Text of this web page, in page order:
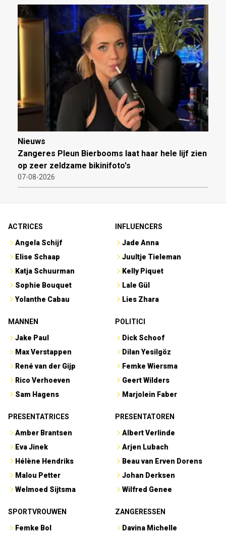
Nieuws
Zangeres Pleun Bierbooms laat haar hele lijf zien
op zeer zeldzame bikinifoto's
07-08-2026
ACTRICES
Angela Schijf
Elise Schaap
Katja Schuurman
Sophie Bouquet
Yolanthe Cabau
INFLUENCERS
Jade Anna
Juultje Tieleman
Kelly Piquet
Lale Gül
Lies Zhara
MANNEN
Jake Paul
Max Verstappen
René van der Gijp
Rico Verhoeven
Sam Hagens
POLITICI
Dick Schoof
Dilan Yesilgöz
Femke Wiersma
Geert Wilders
Marjolein Faber
PRESENTATRICES
Amber Brantsen
Eva Jinek
Hélène Hendriks
Malou Petter
Welmoed Sijtsma
PRESENTATOREN
Albert Verlinde
Arjen Lubach
Beau van Erven Dorens
Johan Derksen
Wilfred Genee
SPORTVROUWEN
Femke Bol
ZANGERESSEN
Davina Michelle